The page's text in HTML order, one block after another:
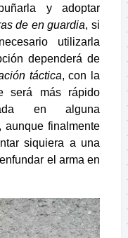
y adoptar
de en guardia, si
utilizarla
dependerá de
táctica, con la
será más rápido
en alguna
aunque finalmente
siquiera a una
el arma en